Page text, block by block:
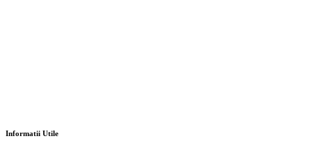
Informatii Utile